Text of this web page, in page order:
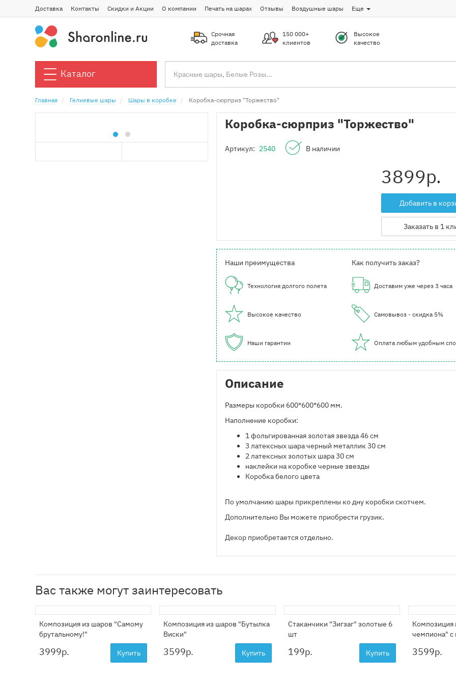
Доставка Контакты Скидки и Акции О компании Печать на шарах Отзывы Воздушные шары Еще
Срочная
доставка
150 000+
клиентов
Высокое
качество
Каталог
Главная Гелиевые шары Шары в коробке Коробка-сюрприз "Торжество"
Коробка-сюрприз "Торжество"
Артикул: 2540 В наличии
3899р.
Добавить в
Заказать в 1
Наши преимущества
Технология долгого полета
Высокое качество
Наши гарантии
Как получить заказ?
Доставим уже через 3 часа
Самовывоз - скидка 5%
Оплата любым удобным
Описание
Размеры коробки 600*600*600 мм.
Наполнение коробки:
1 фольгированная золотая звезда 46 см
3 латексных шара черный металлик 30 см
2 латексных золотых шара 30 см
наклейки на коробке черные звезды
Коробка белого цвета
По умолчанию шары прикреплены ко дну коробки скотчем.
Дополнительно Вы можете приобрести грузик.
Декор приобретается отдельно.
Вас также могут заинтересовать
Композиция из шаров "Самому
брутальному!"
3999р. Купить
Композиция из шаров "Бутылка
Виски"
3599р. Купить
Стаканчики "Зигзаг" золотые 6
шт
199р. Купить
Композиция
чемпиона" с
3599р.